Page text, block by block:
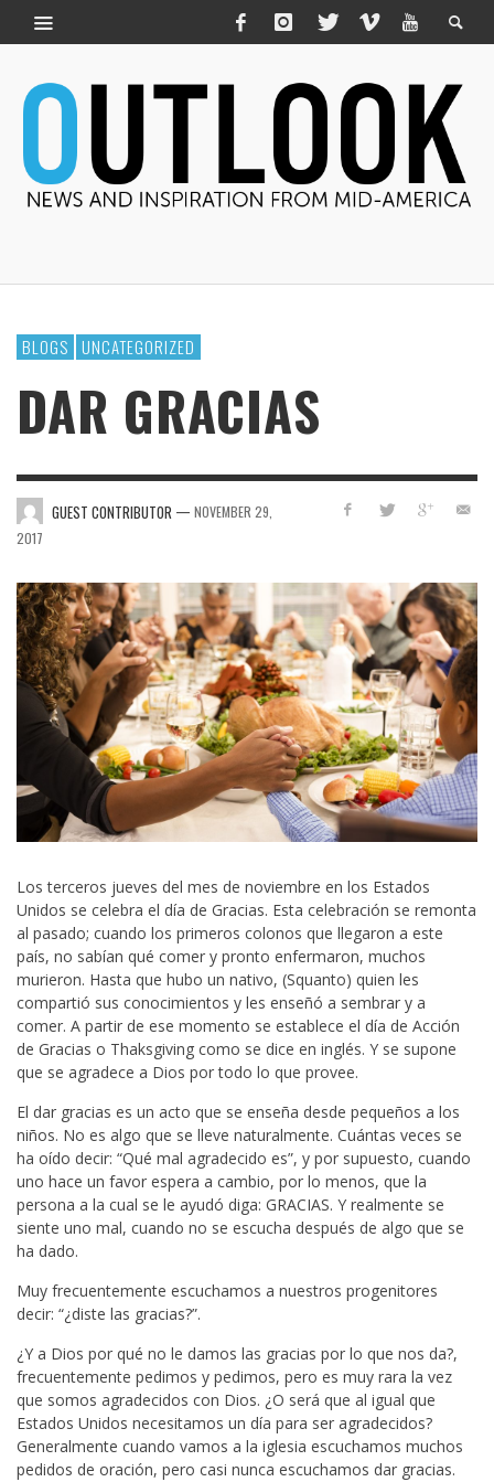
BLOGS UNCATEGORIZED
DAR GRACIAS
GUEST CONTRIBUTOR — NOVEMBER 29,
2017
Los terceros jueves del mes de noviembre en los Estados
Unidos se celebra el día de Gracias. Esta celebración se remonta
al pasado; cuando los primeros colonos que llegaron a este
país, no sabían qué comer y pronto enfermaron, muchos
murieron. Hasta que hubo un nativo, (Squanto) quien les
compartió sus conocimientos y les enseñó a sembrar y a
comer. A partir de ese momento se establece el día de Acción
de Gracias o Thaksgiving como se dice en inglés. Y se supone
que se agradece a Dios por todo lo que provee.
El dar gracias es un acto que se enseña desde pequeños a los
niños. No es algo que se lleve naturalmente. Cuántas veces se
ha oído decir: “Qué mal agradecido es”, y por supuesto, cuando
uno hace un favor espera a cambio, por lo menos, que la
persona a la cual se le ayudó diga: GRACIAS. Y realmente se
siente uno mal, cuando no se escucha después de algo que se
ha dado.
Muy frecuentemente escuchamos a nuestros progenitores
decir: “¿diste las gracias?”.
¿Y a Dios por qué no le damos las gracias por lo que nos da?,
frecuentemente pedimos y pedimos, pero es muy rara la vez
que somos agradecidos con Dios. ¿O será que al igual que
Estados Unidos necesitamos un día para ser agradecidos?
Generalmente cuando vamos a la iglesia escuchamos muchos
pedidos de oración, pero casi nunca escuchamos dar gracias.